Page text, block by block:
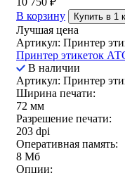
В корзину
Купить в 1
Лучшая цена
Артикул: Принтер
Принтер этикеток
В наличии
Артикул: Принтер
Ширина печати:
72 мм
Разрешение печати:
203 dpi
Оперативная память:
8 Мб
Опции: